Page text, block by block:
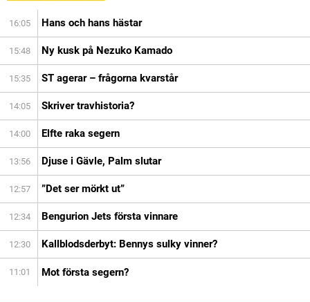
16:05 Hans och hans hästar
15:48 Ny kusk på Nezuko Kamado
15:35 ST agerar – frågorna kvarstår
14:05 Skriver travhistoria?
14:00 Elfte raka segern
13:56 Djuse i Gävle, Palm slutar
12:57 ”Det ser mörkt ut”
12:34 Bengurion Jets första vinnare
12:30 Kallblodsderbyt: Bennys sulky vinner?
11:01 Mot första segern?